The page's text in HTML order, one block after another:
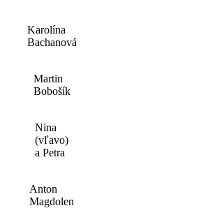
Karolína
Bachanová
Martin
Bobošík
Nina
(vľavo)
a Petra
Anton
Magdolen